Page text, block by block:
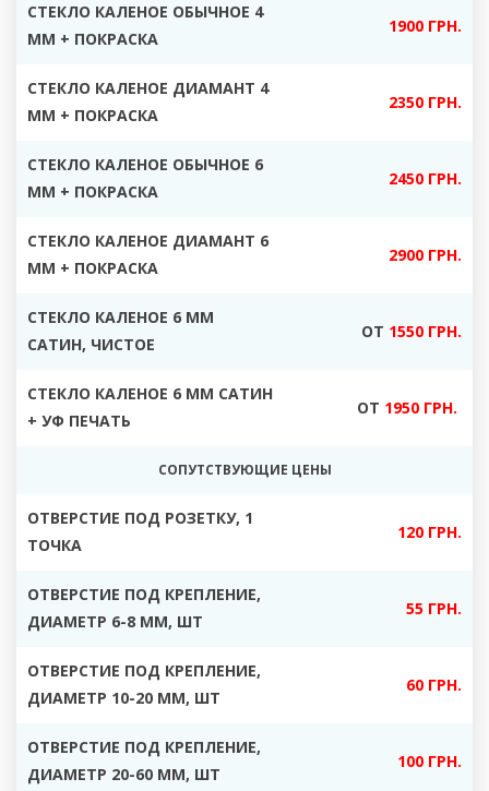
СТЕКЛО КАЛЕНОЕ ОБЫЧНОЕ 4
ММ + ПОКРАСКА
1900 ГРН.
СТЕКЛО КАЛЕНОЕ ДИАМАНТ 4
ММ + ПОКРАСКА
2350 ГРН.
СТЕКЛО КАЛЕНОЕ ОБЫЧНОЕ 6
ММ + ПОКРАСКА
2450 ГРН.
СТЕКЛО КАЛЕНОЕ ДИАМАНТ 6
ММ + ПОКРАСКА
2900 ГРН.
СТЕКЛО КАЛЕНОЕ 6 ММ
САТИН, ЧИСТОЕ
ОТ 1550 ГРН.
СТЕКЛО КАЛЕНОЕ 6 ММ САТИН
+ УФ ПЕЧАТЬ
ОТ 1950 ГРН.
СОПУТСТВУЮЩИЕ ЦЕНЫ
ОТВЕРСТИЕ ПОД РОЗЕТКУ, 1
ТОЧКА
120 ГРН.
ОТВЕРСТИЕ ПОД КРЕПЛЕНИЕ,
ДИАМЕТР 6-8 ММ, ШТ
55 ГРН.
ОТВЕРСТИЕ ПОД КРЕПЛЕНИЕ,
ДИАМЕТР 10-20 ММ, ШТ
60 ГРН.
ОТВЕРСТИЕ ПОД КРЕПЛЕНИЕ,
ДИАМЕТР 20-60 ММ, ШТ
100 ГРН.